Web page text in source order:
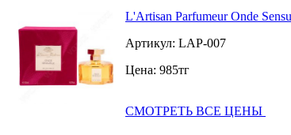
L'Artisan Parfumeur Onde
Артикул: LAP-007
Цена: 985тг
СМОТРЕТЬ ВСЕ ЦЕНЫ